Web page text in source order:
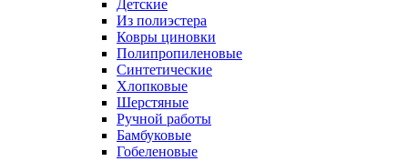
Детские
Из полиэстера
Ковры циновки
Полипропиленовые
Синтетические
Хлопковые
Шерстяные
Ручной работы
Бамбуковые
Гобеленовые